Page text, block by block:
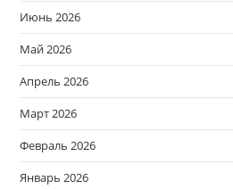
Июнь 2026
Май 2026
Апрель 2026
Март 2026
Февраль 2026
Январь 2026